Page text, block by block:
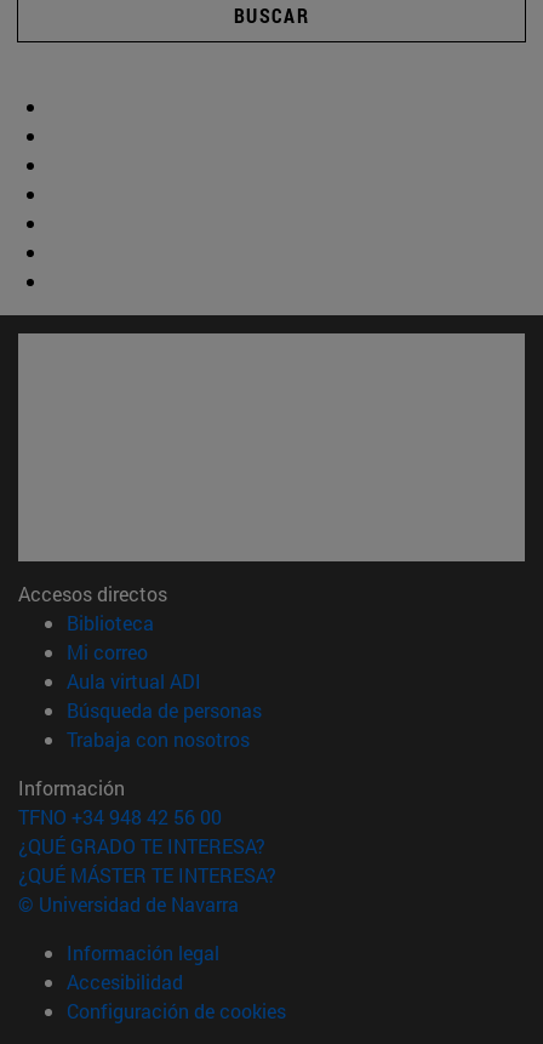
BUSCAR
Accesos directos
Biblioteca
Mi correo(abre en nueva ventana)
Aula virtual ADI
Búsqueda de personas(abre en nueva ventana)
Trabaja con nosotros(abre en nueva ventana)
Información
TFNO +34 948 42 56 00
¿QUÉ GRADO TE INTERESA?
¿QUÉ MÁSTER TE INTERESA?
© Universidad de Navarra
Información legal
Accesibilidad
Configuración de cookies